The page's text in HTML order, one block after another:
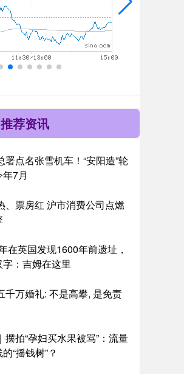
推荐资讯
署点名张雪机车！“安阳造”轮
7月
、票房红 沪市消费公司点燃
在英国发现1600年前遗址，
：吉姆在这里
千万婚礼: 不是高攀, 是免责
摆拍“孕妇买水果被骂”：流量
“摇钱树”？